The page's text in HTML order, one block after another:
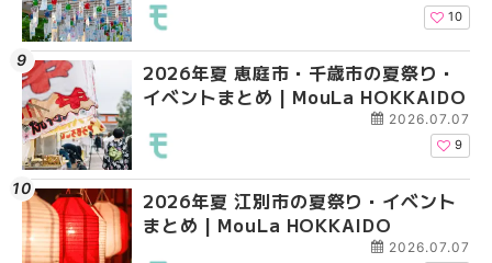
10
2026年夏 恵庭市・千歳市の夏祭り・
イベントまとめ | MouLa HOKKAIDO
2026.07.07
9
2026年夏 江別市の夏祭り・イベント
まとめ | MouLa HOKKAIDO
2026.07.07
2026年夏 札幌市中央
ベントまとめ |
札幌の麻辣湯（マーラ
め専門店9選！本場の
新店まで徹底比較 |
2026年夏 札幌市南区
ントまとめ | MouLa
札幌の麻辣湯（マーラ
め専門店6選！本場の
新店まで徹底比較 |